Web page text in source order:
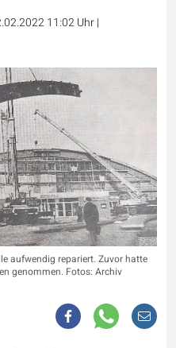
11:02 Uhr|
aufwendig repariert. Zuvor hatte
genommen. Fotos: Archiv